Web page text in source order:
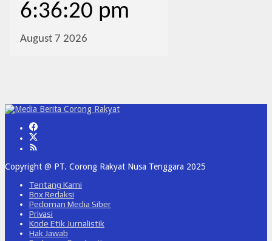
Copyright @ PT. Corong Rakyat Nusa Tenggara 2025
Tentang Kami
Box Redaksi
Pedoman Media Siber
Privasi
Kode Etik Jurnalistik
Hak Jawab